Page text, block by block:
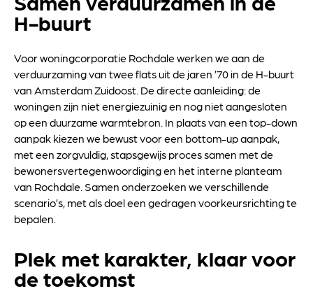
H-buurt
Voor woningcorporatie Rochdale werken we aan de
verduurzaming van twee flats uit de jaren ’70 in de H-buurt
van Amsterdam Zuidoost. De directe aanleiding: de
woningen zijn niet energiezuinig en nog niet aangesloten
op een duurzame warmtebron. In plaats van een top-down
aanpak kiezen we bewust voor een bottom-up aanpak,
met een zorgvuldig, stapsgewijs proces samen met de
bewonersvertegenwoordiging en het interne planteam
van Rochdale. Samen onderzoeken we verschillende
scenario’s, met als doel een gedragen voorkeursrichting te
bepalen.
Plek met karakter, klaar voor
de toekomst